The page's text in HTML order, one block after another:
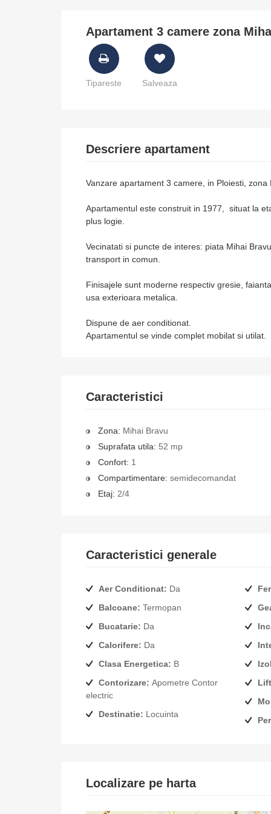
Apartament 3 camere zona
Tipareste Salveaza
Descriere apartament
Vanzare apartament 3 camere, in Ploiesti, zona
Apartamentul este construit in 1977, situat la
plus logie.
Vecinatati si puncte de interes: piata Mihai
transport in comun.
Finisajele sunt moderne respectiv gresie,
usa exterioara metalica.
Dispune de aer conditionat.
Apartamentul se vinde complet mobilat si utilat.
Caracteristici
Zona: Mihai Bravu
Suprafata utila: 52 mp
Confort: 1
Compartimentare: semidecomandat
Etaj: 2/4
Caracteristici generale
Aer Conditionat: Da
Balcoane: Termopan
Bucatarie: Da
Calorifere: Da
Clasa Energetica: B
Contorizare:
electric
Destinatie: Locuinta
Localizare pe harta